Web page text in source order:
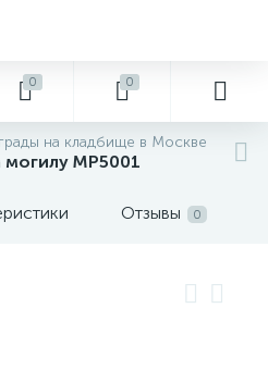
0 0
на кладбище в Москве
MP5001
Отзывы 0